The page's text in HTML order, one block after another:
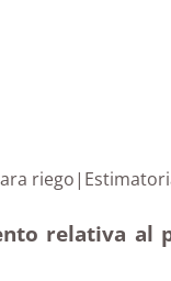
agua para
relativa al